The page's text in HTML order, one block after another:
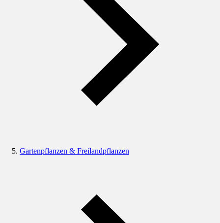
Gartenpflanzen & Freilandpflanzen